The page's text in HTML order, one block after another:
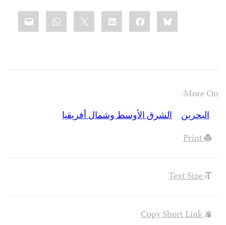
Bluesky
Facebook
LinkedIn
More On:
البحرين
الشرق الأوسط وشمال أفريقيا
Print
Text Size
Copy Short Link